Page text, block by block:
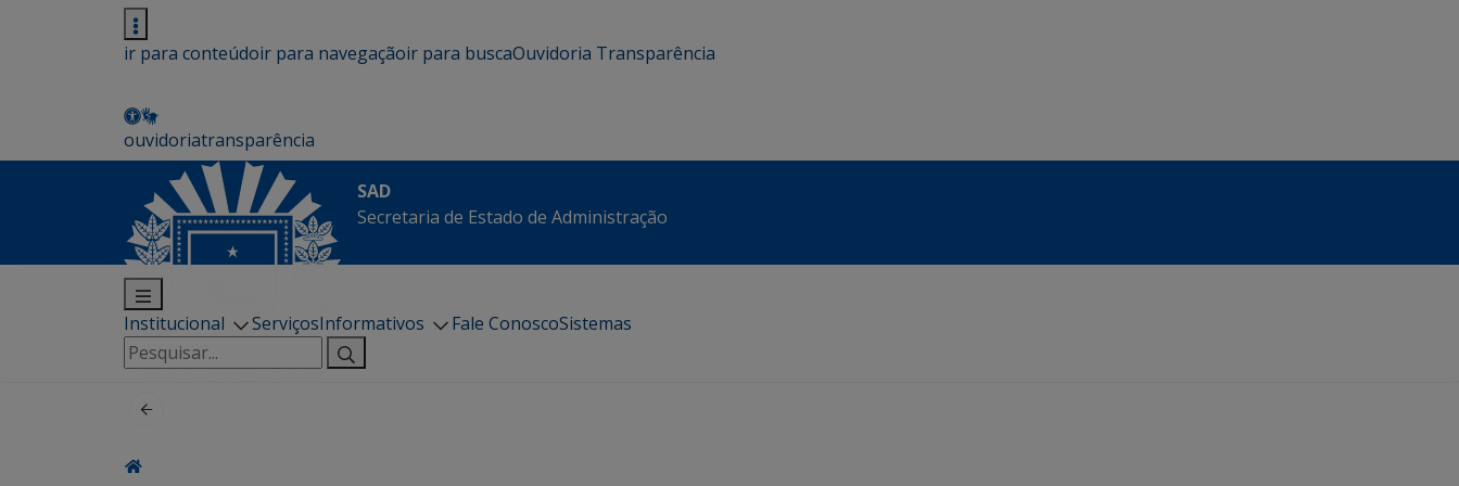
ir para conteúdoir para navegaçãoir para buscaOuvidoria Transparência
ouvidoriatransparência
SAD
Secretaria de Estado de Administração
Institucional ServiçosInformativos Fale ConoscoSistemas
Pesquisar
por: